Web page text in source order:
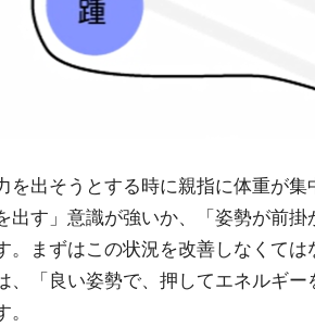
を出そうとする時に親指に体重が
出す」意識が強いか、「姿勢が前
。まずはこの状況を改善しなくて
、「良い姿勢で、押してエネルギ
。